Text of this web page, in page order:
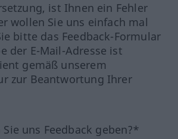
ist Ihnen ein Fehler
wollen Sie uns einfach mal
bitte das Feedback-Formular
der E-Mail-Adresse ist
gemäß unserem
zur Beantwortung Ihrer
uns Feedback geben?*